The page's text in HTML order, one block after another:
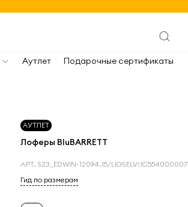
Аутлет Подарочные сертификаты
АУТЛЕТ
Лоферы BluBARRETT
АРТ.S23_EDWIN-12094.15/LIGSELV:1С554000007
Гид по размерам